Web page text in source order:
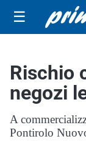
☰
Rischio
negozi
A
Pontirolo